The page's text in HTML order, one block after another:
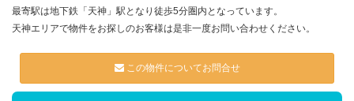
最寄駅は地下鉄「天神」駅となり徒歩5分圏内となっています。
天神エリアで物件をお探しのお客様は是非一度お問い合わせください。
この物件についてお問合せ